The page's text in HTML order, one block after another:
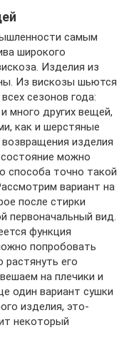
самым
широкого
Изделия из
Из вискозы шьются
сезонов года:
много других вещей,
как и шерстяные
изделия
можно
способа точно такой
вариант на
после стирки
первоначальный вид.
функция
попробовать
его
на плечики и
один вариант сушки
изделия, это-
некоторый